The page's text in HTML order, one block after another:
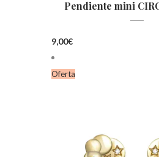
Pendiente mini
9,00€
Oferta